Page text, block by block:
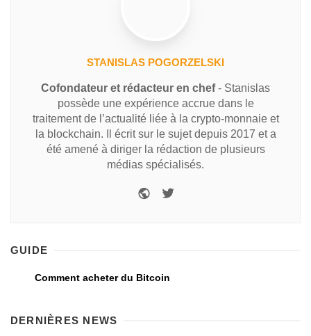
STANISLAS POGORZELSKI
Cofondateur et rédacteur en chef- Stanislas
possède une expérience accrue dans le
traitement de l’actualité liée à la crypto-monnaie et
la blockchain. Il écrit sur le sujet depuis 2017 et a
été amené à diriger la rédaction de plusieurs
médias spécialisés.
GUIDE
Comment acheter du Bitcoin
DERNIÈRES NEWS